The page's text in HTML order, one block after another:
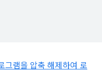
그램을 압축 해제하여 로